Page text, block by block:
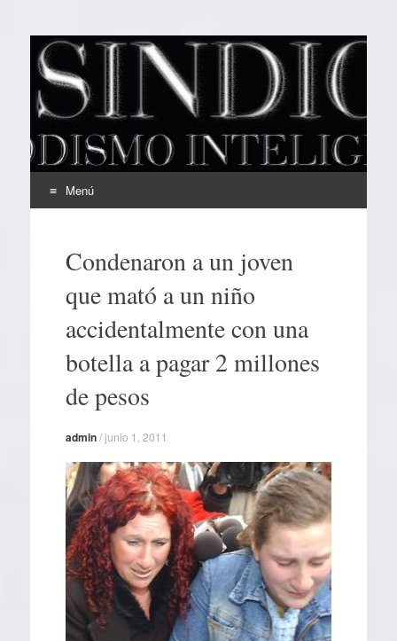
EL SINDICAL
Periodismo Inteligente
Menú
contenidoCondenaron a un joven
que mató a un niño
accidentalmente con una
botella a pagar 2 millones
de pesos
admin/junio 1, 2011